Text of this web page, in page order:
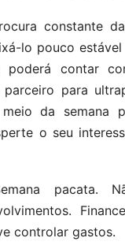
constante
lo pouco estável
poderá contar
para
da semana
o seu
pacata.
controlar gastos.